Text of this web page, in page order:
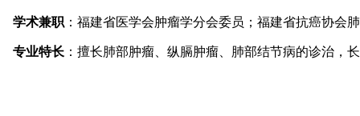
学术兼职 ：福建省医学会肿瘤学分会委员；福建省抗癌协会
专业特长 ：擅长肺部肿瘤、纵膈肿瘤、肺部结节病的诊治，